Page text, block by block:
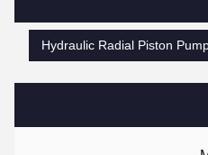
Hydraulic Radial Piston